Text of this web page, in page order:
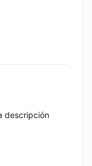
descripción